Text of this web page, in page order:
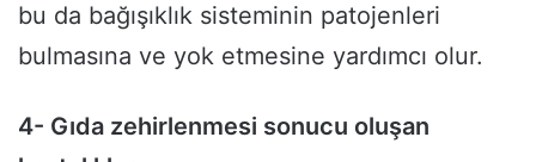
bu da bağışıklık sisteminin patojenleri
bulmasına ve yok etmesine yardımcı olur.
4- Gıda zehirlenmesi sonucu oluşan